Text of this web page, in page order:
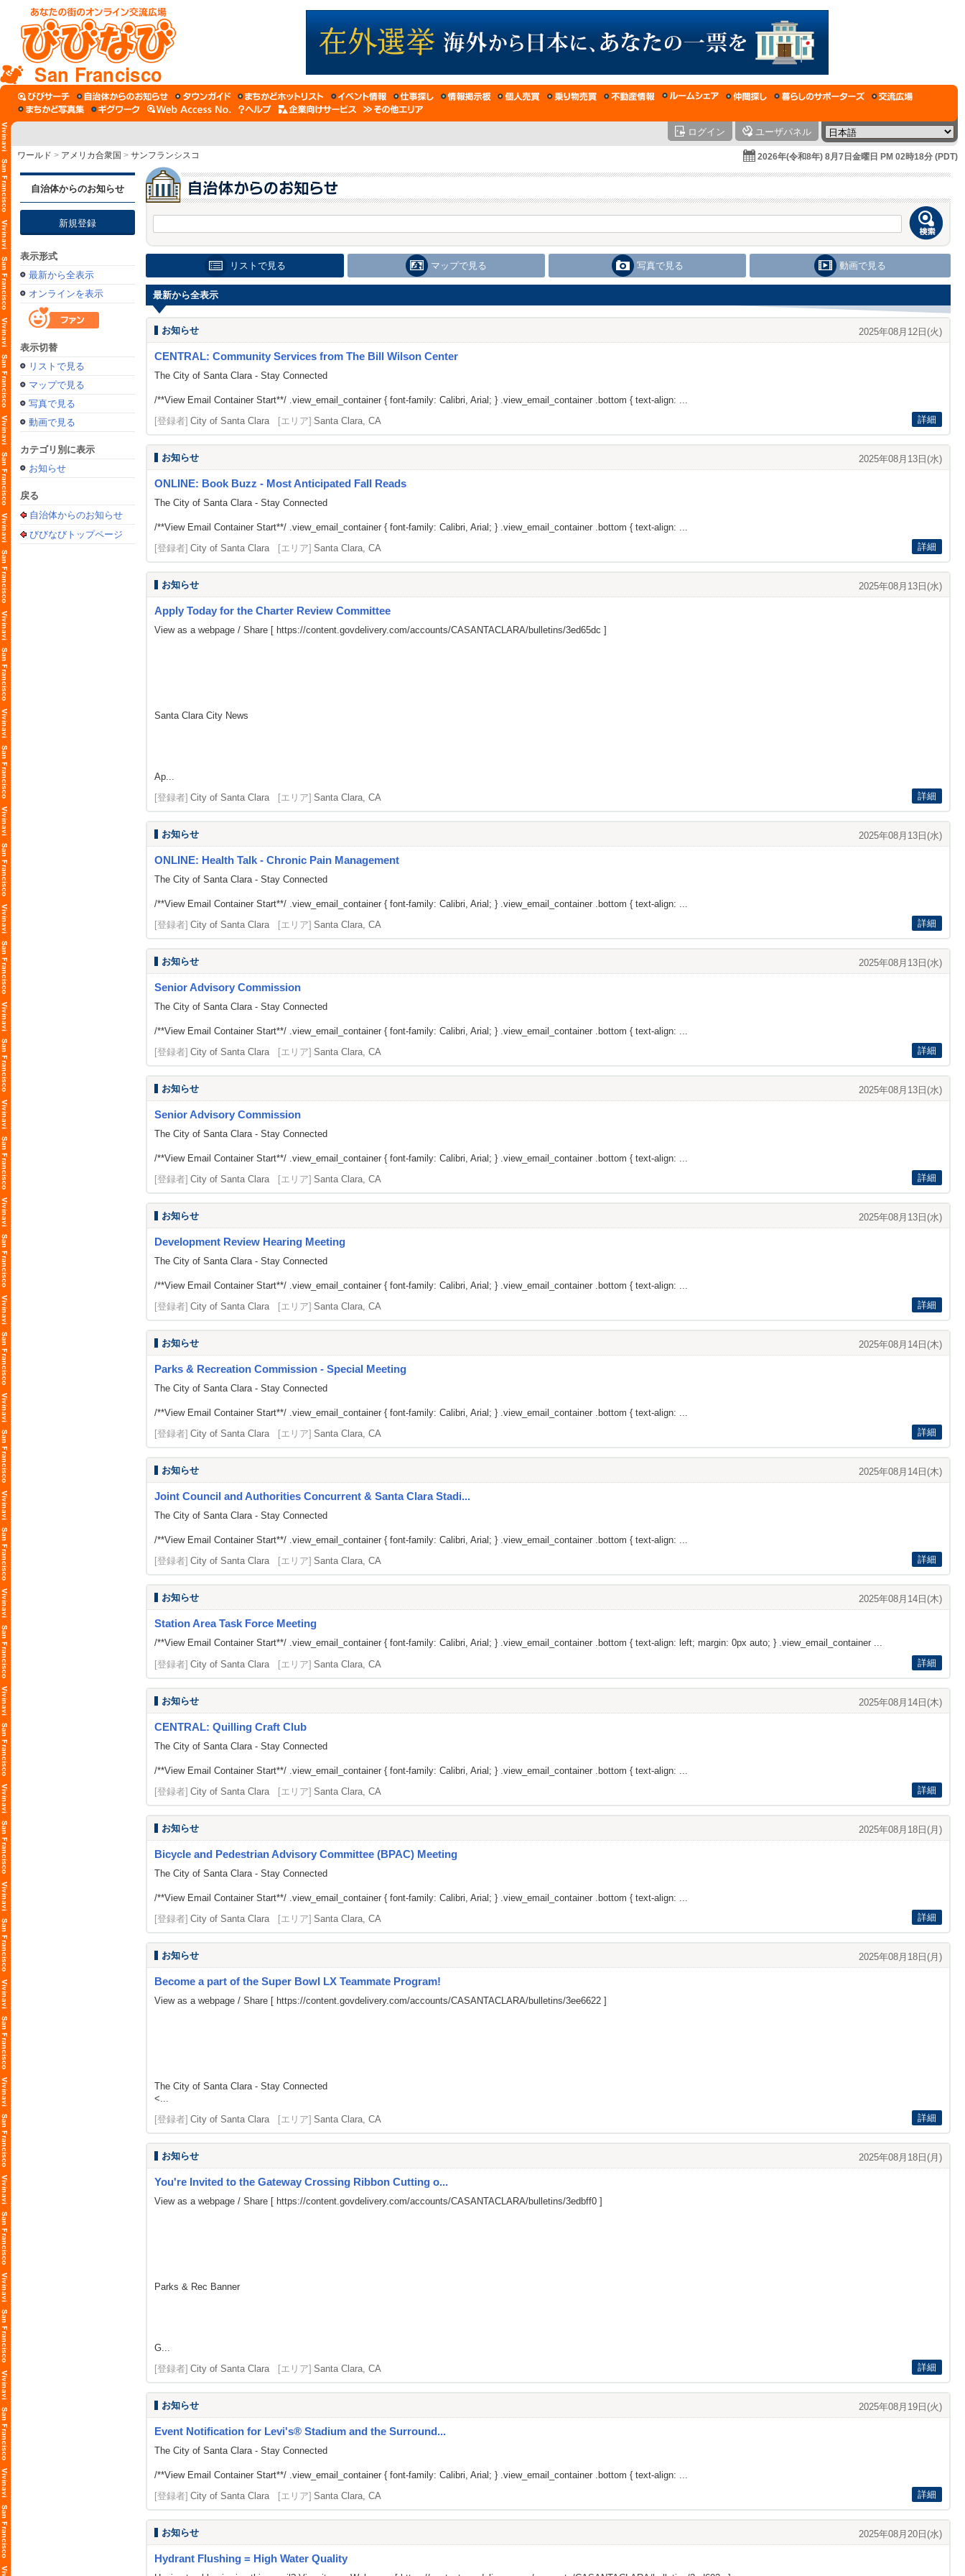
San Francisco
ログイン ユーザパネル
ワールド > アメリカ合衆国 > サンフランシスコ 2026年(令和8年) 8月7日金曜日 PM 02時18分 (PDT)
自治体からのお知らせ
新規登録
表示形式
最新から全表示
オンラインを表示
表示切替
リストで見る
マップで見る
写真で見る
動画で見る
カテゴリ別に表示
お知らせ
戻る
自治体からのお知らせ
びびなびトップページ
リストで見る マップで見る 写真で見る 動画で見る
最新から全表示
お知らせ 2025年08月12日(火)
CENTRAL: Community Services from The Bill Wilson Center
The City of Santa Clara - Stay Connected
/**View Email Container Start**/ .view_email_container { font-family: Calibri, Arial; } .view_email_container .bottom { text-align: ...
[登録者] City of Santa Clara [エリア] Santa Clara, CA 詳細
お知らせ 2025年08月13日(水)
ONLINE: Book Buzz - Most Anticipated Fall Reads
The City of Santa Clara - Stay Connected
/**View Email Container Start**/ .view_email_container { font-family: Calibri, Arial; } .view_email_container .bottom { text-align: ...
[登録者] City of Santa Clara [エリア] Santa Clara, CA 詳細
お知らせ 2025年08月13日(水)
Apply Today for the Charter Review Committee
View as a webpage / Share [ https://content.govdelivery.com/accounts/CASANTACLARA/bulletins/3ed65dc ]
Santa Clara City News
Ap...
[登録者] City of Santa Clara [エリア] Santa Clara, CA 詳細
お知らせ 2025年08月13日(水)
ONLINE: Health Talk - Chronic Pain Management
The City of Santa Clara - Stay Connected
/**View Email Container Start**/ .view_email_container { font-family: Calibri, Arial; } .view_email_container .bottom { text-align: ...
[登録者] City of Santa Clara [エリア] Santa Clara, CA 詳細
お知らせ 2025年08月13日(水)
Senior Advisory Commission
The City of Santa Clara - Stay Connected
/**View Email Container Start**/ .view_email_container { font-family: Calibri, Arial; } .view_email_container .bottom { text-align: ...
[登録者] City of Santa Clara [エリア] Santa Clara, CA 詳細
お知らせ 2025年08月13日(水)
Senior Advisory Commission
The City of Santa Clara - Stay Connected
/**View Email Container Start**/ .view_email_container { font-family: Calibri, Arial; } .view_email_container .bottom { text-align: ...
[登録者] City of Santa Clara [エリア] Santa Clara, CA 詳細
お知らせ 2025年08月13日(水)
Development Review Hearing Meeting
The City of Santa Clara - Stay Connected
/**View Email Container Start**/ .view_email_container { font-family: Calibri, Arial; } .view_email_container .bottom { text-align: ...
[登録者] City of Santa Clara [エリア] Santa Clara, CA 詳細
お知らせ 2025年08月14日(木)
Parks & Recreation Commission - Special Meeting
The City of Santa Clara - Stay Connected
/**View Email Container Start**/ .view_email_container { font-family: Calibri, Arial; } .view_email_container .bottom { text-align: ...
[登録者] City of Santa Clara [エリア] Santa Clara, CA 詳細
お知らせ 2025年08月14日(木)
Joint Council and Authorities Concurrent & Santa Clara Stadi...
The City of Santa Clara - Stay Connected
/**View Email Container Start**/ .view_email_container { font-family: Calibri, Arial; } .view_email_container .bottom { text-align: ...
[登録者] City of Santa Clara [エリア] Santa Clara, CA 詳細
お知らせ 2025年08月14日(木)
Station Area Task Force Meeting
/**View Email Container Start**/ .view_email_container { font-family: Calibri, Arial; } .view_email_container .bottom { text-align: left; margin: 0px auto; } .view_email_container ...
[登録者] City of Santa Clara [エリア] Santa Clara, CA 詳細
お知らせ 2025年08月14日(木)
CENTRAL: Quilling Craft Club
The City of Santa Clara - Stay Connected
/**View Email Container Start**/ .view_email_container { font-family: Calibri, Arial; } .view_email_container .bottom { text-align: ...
[登録者] City of Santa Clara [エリア] Santa Clara, CA 詳細
お知らせ 2025年08月18日(月)
Bicycle and Pedestrian Advisory Committee (BPAC) Meeting
The City of Santa Clara - Stay Connected
/**View Email Container Start**/ .view_email_container { font-family: Calibri, Arial; } .view_email_container .bottom { text-align: ...
[登録者] City of Santa Clara [エリア] Santa Clara, CA 詳細
お知らせ 2025年08月18日(月)
Become a part of the Super Bowl LX Teammate Program!
View as a webpage / Share [ https://content.govdelivery.com/accounts/CASANTACLARA/bulletins/3ee6622 ]
The City of Santa Clara - Stay Connected
<...
[登録者] City of Santa Clara [エリア] Santa Clara, CA 詳細
お知らせ 2025年08月18日(月)
You're Invited to the Gateway Crossing Ribbon Cutting o...
View as a webpage / Share [ https://content.govdelivery.com/accounts/CASANTACLARA/bulletins/3edbff0 ]
Parks & Rec Banner
G...
[登録者] City of Santa Clara [エリア] Santa Clara, CA 詳細
お知らせ 2025年08月19日(火)
Event Notification for Levi's® Stadium and the Surround...
The City of Santa Clara - Stay Connected
/**View Email Container Start**/ .view_email_container { font-family: Calibri, Arial; } .view_email_container .bottom { text-align: ...
[登録者] City of Santa Clara [エリア] Santa Clara, CA 詳細
お知らせ 2025年08月20日(水)
Hydrant Flushing = High Water Quality